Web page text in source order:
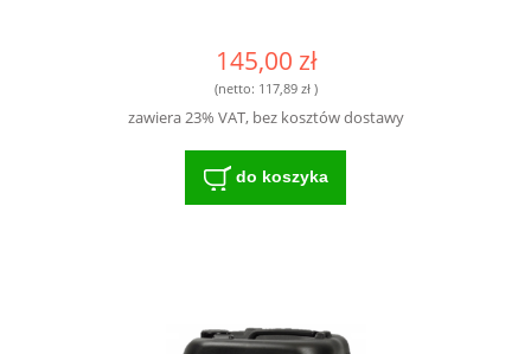
145,00 zł
(netto: 117,89 zł)
zawiera 23% VAT, bez kosztów dostawy
do koszyka